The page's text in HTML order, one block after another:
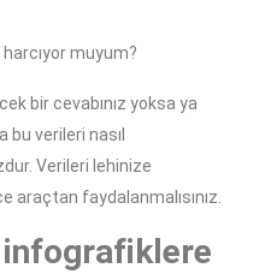
muyum?
bir cevabınız yoksa ya
verileri nasıl
Verileri lehinize
araçtan faydalanmalısınız.